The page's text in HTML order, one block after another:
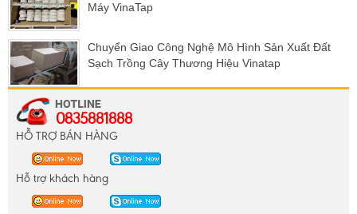
Máy VinaTap
Chuyển Giao Công Nghệ Mô Hình Sản Xuất Đất
Sạch Trồng Cây Thương Hiệu Vinatap
0835881888
HỖ TRỢ BÁN HÀNG
Hỗ trợ khách hàng